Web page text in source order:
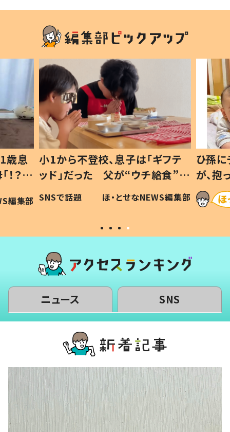
歳息
？」
編集部
小1から不登校、息子は「ギフテ
ッド」だった 父が“ウチ給食”を
作り続ける理由とは #令和の親
#令和の子
SNSで話題 ほ・とせなNEWS編集部
ひ孫
が、
「涙が
い」
ニュース SNS